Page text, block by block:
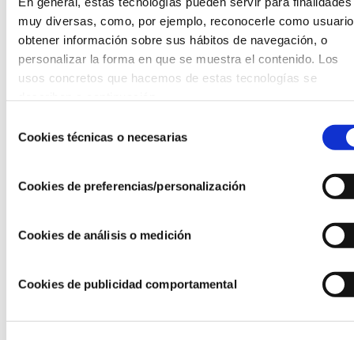
muy diversas, como, por ejemplo, reconocerle como
obtener información sobre sus hábitos de navegación, o
personalizar la forma en que se muestra el contenido. Los
usos concretos que hacemos de estas tecnologías se
deCookies técnicas o necesarias
Cookies de preferencias/personalización
Cookies de análisis o medición
Cookies de publicidad comportamental
¿Sabes cómo tus datos de salud pueden
impactar en la medicina del futuro y cómo se
salvaguarda nuestra privacidad?
28/05/26
FUNDACIÓN INSTITUTO ROCHE PARA LAS
SOLUCIONES INTEGRALES DE SALUD
de Datos y cómo está avanzando España en